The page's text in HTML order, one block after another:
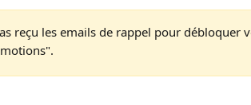
reçu les emails de rappel pour débloquer